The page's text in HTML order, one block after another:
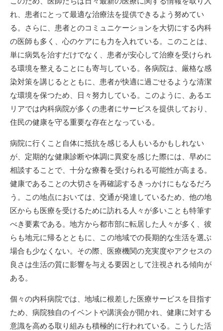
れ、患者にとって最適な治療法を提供できるよう努めてい
る。さらに、患者とのコミュニケーションを大切にする内科
の医師も多く、心のケアにも力を入れている。このことは、
単に病気を治すだけでなく、患者が安心して治療を受けられ
る環境を整えることにも寄与している。各病院は、厳格な感
染対策を講じるとともに、患者が快適に過ごせるような清潔
な環境を保つため、日々努力している。このように、あるエ
リアでは内科病院が多くの患者にサービスを提供しており、
住民の健康を守る重要な存在となっている。
病院に行くこと自体に抵抗を感じる人もいるかもしれない
が、定期的な健康診断や体調に異変を感じた際には、早めに
相談することで、十分な療養を受けられる可能性が高まる。
健康であることの大切さを再確認するきっかけにもなるだろ
う。この地点においては、交通が発達しているため、他の地
区からも医療を受けるために訪れる人々が多いことも特筆す
べき要素である。地方から都市部に転居した人々が多く、彼
らも地元に帰るとともに、この地域での長期的な生活を選ぶ
場合も少なくない。その際、医療機関の充実度やアクセスの
良さは生活の質に影響を与える要因として注視される傾向が
ある。
個々の内科病院では、地域に根差した医療サービスを目指す
ため、病院独自のイベントや講演会が開かれ、健康に対する
意識を高める取り組みも積極的に行われている。こうした活